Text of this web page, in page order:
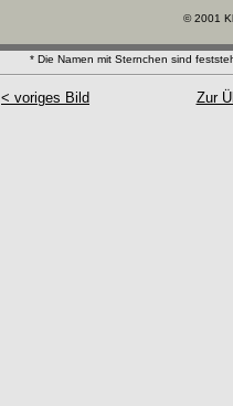
© 2001
* Die Namen mit Sternchen sind
< voriges Bild Zur